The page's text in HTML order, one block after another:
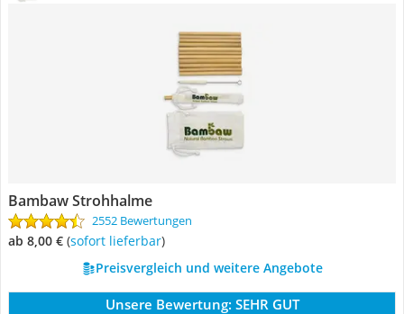
Bambaw Strohhalme
2552 Bewertungen
ab 8,00 € ( Sofort lieferbar)
Preisvergleich und weitere Angebote
Unsere Bewertung: SEHR GUT